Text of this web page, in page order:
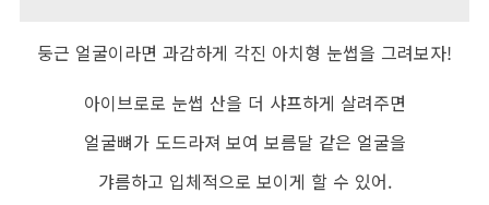
둥근 얼굴이라면 과감하게 각진 아치형 눈썹을 그려보자!
아이브로로 눈썹 산을 더 샤프하게 살려주면
얼굴뼈가 도드라져 보여 보름달 같은 얼굴을
갸름하고 입체적으로 보이게 할 수 있어.